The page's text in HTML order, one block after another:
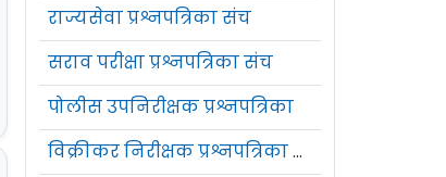
राज्यसेवा प्रश्नपत्रिका संच
सराव परीक्षा प्रश्नपत्रिका संच
पोलीस उपनिरीक्षक प्रश्नपत्रिका
विक्रीकर निरीक्षक प्रश्नपत्रिका संच